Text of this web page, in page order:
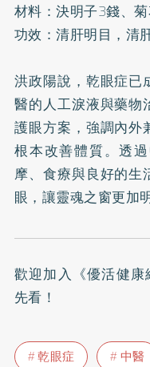
材料：決明子3錢、
功效：清肝明目，清
洪政陽說，乾眼症已
醫的人工淚液與藥物
護眼方案，強調內外
根本改善體質。透
摩、食療與良好的生
眼，讓靈魂之窗更加
歡迎加入 《優活健
先看！
乾眼症 中醫